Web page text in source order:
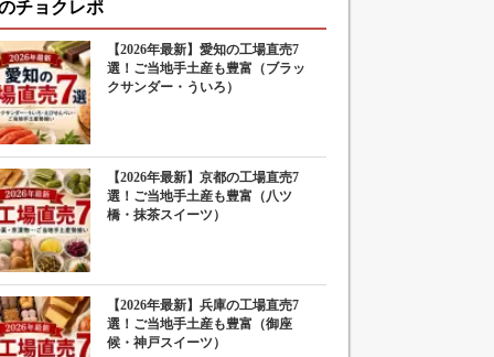
チョクレポ
【2026年最新】愛知の工場直売7
選！ご当地手土産も豊富（ブラッ
クサンダー・ういろ）
【2026年最新】京都の工場直売7
選！ご当地手土産も豊富（八ツ
橋・抹茶スイーツ）
【2026年最新】兵庫の工場直売7
選！ご当地手土産も豊富（御座
候・神戸スイーツ）